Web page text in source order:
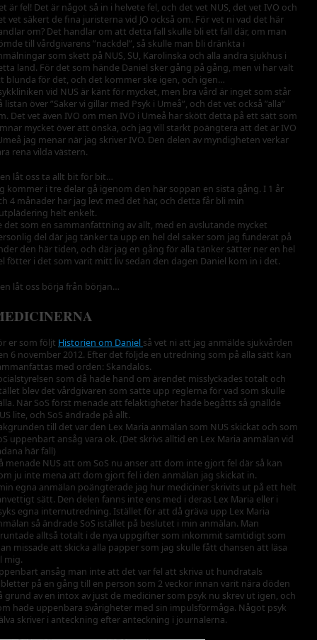
är fel! Det är något så in i helvete fel, och det vet NUS, det vet IVO och
vet säkert de fina juristerna vid JO också om. För vet ni vad det här
om? Det handlar om att detta fall skulle bli ett fall där, om man
till vårdgivarens ”nackdel”, så skulle man bli dränkta i
som skett på NUS, SU, Karolinska och alla andra sjukhus i
land. För det som hände Daniel sker gång på gång, men vi har valt
blunda för det, och det kommer ske igen, och igen…
vid NUS är känt för mycket, men bra vård är inget som står
listan över ”Saker vi gillar med Psyk i Umeå”, och det vet också ”alla”
Det vet även IVO om men IVO i Umeå har skött detta på ett sätt som
mycket över att önska, och jag vill starkt poängtera att det är IVO
jag menar när jag skriver IVO. Den delen av myndigheten verkar
rena vilda västern.
låt oss ta allt bit för bit…
kommer i tre delar gå igenom den här soppan en sista gång. I 1 år
4 månader har jag levt med det här, och detta får bli min
helt enkelt.
det som en sammanfattning av allt, med en avslutande mycket
del där jag tänker ta upp en hel del saker som jag funderat på
den här tiden, och där jag en gång för alla tänker sätter ner en hel
fötter i det som varit mitt liv sedan den dagen Daniel kom in i det.
låt oss börja från början…
er som följt Historien om Daniel så vet ni att jag anmälde sjukvården
6 november 2012. Efter det följde en utredning som på alla sätt kan
med orden: Skandalös.
som då hade hand om ärendet misslyckades totalt och
blev det vårdgivaren som satte upp reglerna för vad som skulle
När SoS först menade att felaktigheter hade begåtts så gnällde
lite, och SoS ändrade på allt.
till det var den Lex Maria anmälan som NUS skickat och som
uppenbart ansåg vara ok. (Det skrivs alltid en Lex Maria anmälan vid
här fall)
menade NUS att om SoS nu anser att dom inte gjort fel där så kan
ju inte mena att dom gjort fel i den anmälan jag skickat in.
egna anmälan poängterade jag hur mediciner skrivits ut på ett helt
sätt. Den delen fanns inte ens med i deras Lex Maria eller i
egna internutredning. Istället för att då gräva upp Lex Maria
så ändrade SoS istället på beslutet i min anmälan. Man
alltså totalt i de nya uppgifter som inkommit samtidigt som
missade att skicka alla papper som jag skulle fått chansen att läsa
mig.
ansåg man inte att det var fel att skriva ut hundratals
på en gång till en person som 2 veckor innan varit nära döden
grund av en intox av just de mediciner som psyk nu skrev ut igen, och
hade uppenbara svårigheter med sin impulsförmåga. Något psyk
skriver i anteckning efter anteckning i journalerna.